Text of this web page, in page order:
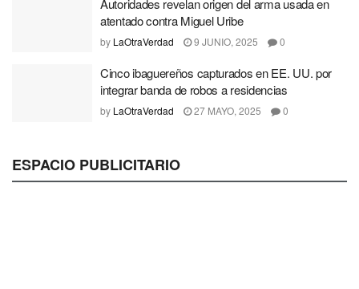
Autoridades revelan origen del arma usada en
atentado contra Miguel Uribe
by LaOtraVerdad 9 JUNIO, 2025 0
Cinco ibaguereños capturados en EE. UU. por
integrar banda de robos a residencias
by LaOtraVerdad 27 MAYO, 2025 0
ESPACIO PUBLICITARIO